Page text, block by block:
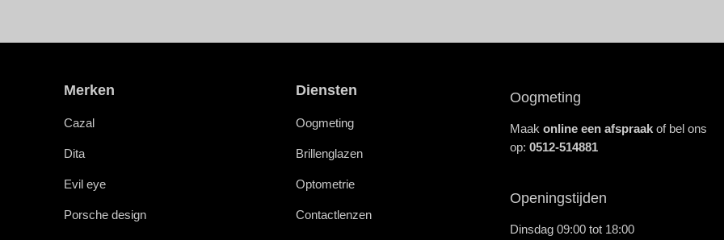
Merken
Cazal
Dita
Evil eye
Porsche design
Diensten
Oogmeting
Brillenglazen
Optometrie
Contactlenzen
Oogmeting
Maakonline een afspraak of bel ons
op:0512-514881
Openingstijden
Dinsdag 09:00 tot 18:00